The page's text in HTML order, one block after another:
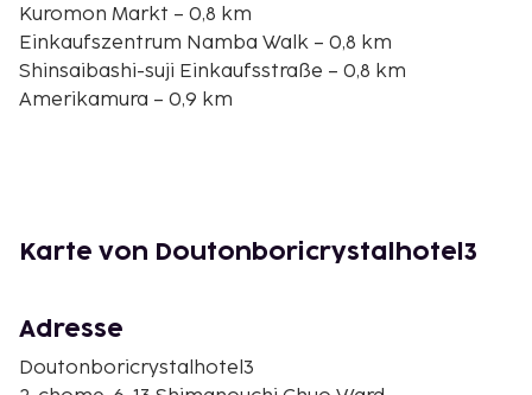
Kuromon Markt – 0,8 km
Einkaufszentrum Namba Walk – 0,8 km
Shinsaibashi-suji Einkaufsstraße – 0,8 km
Amerikamura – 0,9 km
Theater Namba Grand Kagetsu – 1,2 km
Namba Parks – 1,6 km
Die nächsten Flughäfen sind:
Karte von Doutonboricrystalhotel3
Adresse
Doutonboricrystalhotel3